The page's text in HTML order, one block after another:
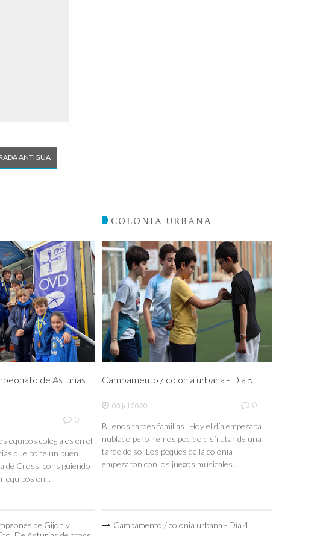
ANTIGUA
de Asturias
0
equipos colegiales en el
que pone un buen
de Cross, consiguiendo
equipos en...
de Gijón y
COLONIA URBANA
Campamento / colonia urbana - Día 5
03 jul 2020 0
Buenos tardes familias! Hoy el día empezaba
nublado pero hemos podido disfrutar de una
tarde de sol.Los peques de la colonia
empezaron con los juegos musicales...
Campamento / colonia urbana - Día 4